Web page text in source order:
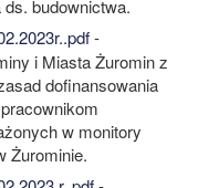
budownictwa.
-
i Miasta Żuromin z
dofinansowania
w monitory
Żurominie.